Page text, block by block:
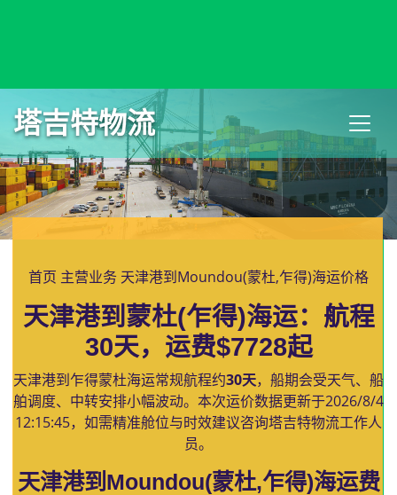
塔吉特物流
首页 主营业务 天津港到Moundou(蒙杜,乍得)海运价格
天津港到蒙杜(乍得)海运：航程
30天，运费$7728起
天津港到乍得蒙杜海运常规航程约30天，船期会受天气、船
舶调度、中转安排小幅波动。本次运价数据更新于2026/8/4
12:15:45，如需精准舱位与时效建议咨询塔吉特物流工作人
员。
天津港到Moundou(蒙杜,乍得)海运费